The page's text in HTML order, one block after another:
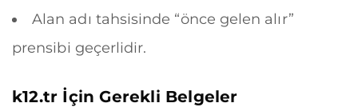
Alan adı tahsisinde “önce gelen alır”
prensibi geçerlidir.
k12.tr İçin Gerekli Belgeler